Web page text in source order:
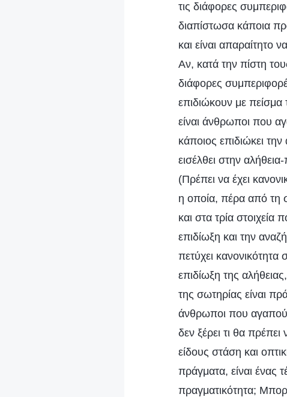
τις διάφορες
διαπίστωσα κάποια
και είναι
Αν, κατά την πίστη
διάφορες
επιδιώκουν με πείσμα
είναι άνθρωποι που
κάποιος επιδιώκει
εισέλθει στην
(Πρέπει να έχει
η οποία, πέρα από τη
και στα τρία
επιδίωξη και την
πετύχει
επιδίωξη της
της σωτηρίας είναι
άνθρωποι που
δεν ξέρει τι θα
είδους στάση και
πράγματα, είναι ένας
πραγματικότητα;